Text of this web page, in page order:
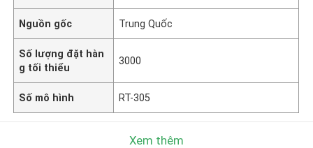
Nguồn gốc Trung Quốc
Số lượng đặt hàn
g tối thiểu
3000
Số mô hình RT-305
Xem thêm